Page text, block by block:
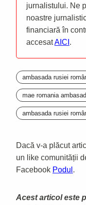
jurnalistului. Ne
noastre
financiară în
accesatAICI .
ambasada rusiei
mae romania
ambasada rusiei
Dacă v-a plăcut
un like comunității
Facebook Podul .
Acest articol este